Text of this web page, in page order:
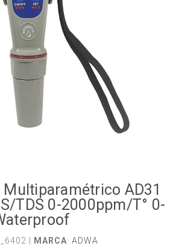
AD31
TDS 0-2000ppm/T° 0-
| MARCA: ADWA